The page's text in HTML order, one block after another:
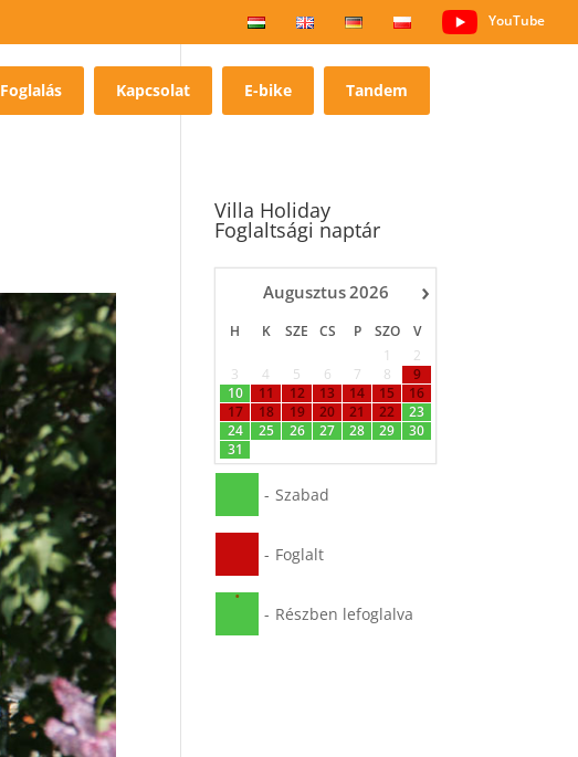
YouTube
Foglalás Kapcsolat E-bike Tandem
Villa Holiday
Foglaltsági naptár
›
Augusztus2026
H K SZE CS P SZO
V
1
2
3
4 5 6 7 8
9
10
11 12 13 14 15
16
17
18 19 20 21 22
23
24
25 26 27 28 29
30
31
- Szabad
- Foglalt
·
- Részben lefoglalva